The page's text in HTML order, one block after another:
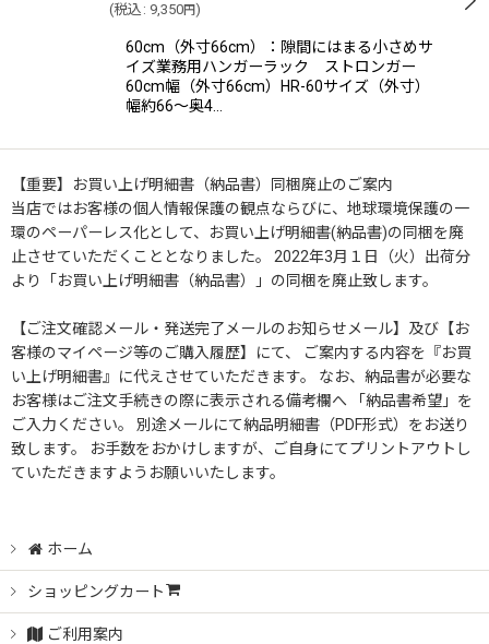
(税込 : 9,350円)
60cm（外寸66cm）：隙間にはまる小さめサ
イズ業務用ハンガーラック ストロンガー
60cm幅（外寸66cm）HR-60サイズ（外寸）
幅約66〜奥4…
【重要】お買い上げ明細書（納品書）同梱廃止のご案内
当店ではお客様の個人情報保護の観点ならびに、地球環境保護の一
環のペーパーレス化として、お買い上げ明細書(納品書)の同梱を廃
止させていただくこととなりました。 2022年3月１日（火）出荷分
より「お買い上げ明細書（納品書）」の同梱を廃止致します。
【ご注文確認メール・発送完了メールのお知らせメール】及び【お
客様のマイページ等のご購入履歴】にて、 ご案内する内容を『お買
い上げ明細書』に代えさせていただきます。 なお、納品書が必要な
お客様はご注文手続きの際に表示される備考欄へ 「納品書希望」を
ご入力ください。 別途メールにて納品明細書（PDF形式）をお送り
致します。 お手数をおかけしますが、ご自身にてプリントアウトし
ていただきますようお願いいたします。
ホーム
ショッピングカート
ご利用案内